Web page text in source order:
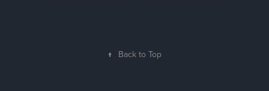
↑ Back to Top